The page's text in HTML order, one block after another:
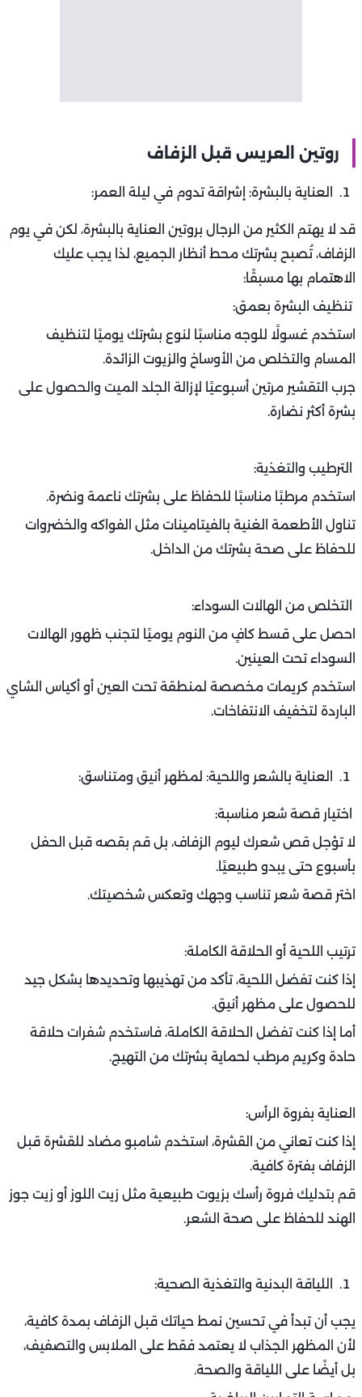
روتين العريس قبل الزفاف
العناية بالبشرة: إشراقة تدوم في ليلة العمر:
قد لا يهتم الكثير من الرجال بروتين العناية بالبشرة، لكن في يوم
الزفاف، تُصبح بشرتك محط أنظار الجميع، لذا يجب عليك
الاهتمام بها مسبقًا:
تنظيف البشرة بعمق:
استخدم غسولًا للوجه مناسبًا لنوع بشرتك يوميًا لتنظيف
المسام والتخلص من الأوساخ والزيوت الزائدة.
جرب التقشير مرتين أسبوعيًا لإزالة الجلد الميت والحصول على
بشرة أكثر نضارة.
الترطيب والتغذية:
استخدم مرطبًا مناسبًا للحفاظ على بشرتك ناعمة ونضرة.
تناول الأطعمة الغنية بالفيتامينات مثل الفواكه والخضروات
للحفاظ على صحة بشرتك من الداخل.
التخلص من الهالات السوداء:
احصل على قسط كافٍ من النوم يوميًا لتجنب ظهور الهالات
السوداء تحت العينين.
استخدم كريمات مخصصة لمنطقة تحت العين أو أكياس الشاي
الباردة لتخفيف الانتفاخات.
العناية بالشعر واللحية: لمظهر أنيق ومتناسق:
اختيار قصة شعر مناسبة:
لا تؤجل قص شعرك ليوم الزفاف، بل قم بقصه قبل الحفل
بأسبوع حتى يبدو طبيعيًا.
اختر قصة شعر تناسب وجهك وتعكس شخصيتك.
ترتيب اللحية أو الحلاقة الكاملة:
إذا كنت تفضل اللحية، تأكد من تهذيبها وتحديدها بشكل جيد
للحصول على مظهر أنيق.
أما إذا كنت تفضل الحلاقة الكاملة، فاستخدم شفرات حلاقة
حادة وكريم مرطب لحماية بشرتك من التهيج.
العناية بفروة الرأس:
إذا كنت تعاني من القشرة، استخدم شامبو مضاد للقشرة قبل
الزفاف بفترة كافية.
قم بتدليك فروة رأسك بزيوت طبيعية مثل زيت اللوز أو زيت جوز
الهند للحفاظ على صحة الشعر.
اللياقة البدنية والتغذية الصحية:
يجب أن تبدأ في تحسين نمط حياتك قبل الزفاف بمدة كافية،
لأن المظهر الجذاب لا يعتمد فقط على الملابس والتصفيف،
بل أيضًا على اللياقة والصحة.